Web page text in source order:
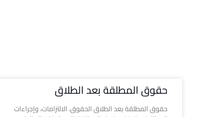
حقوق المطلقة بعد الطلاق
حقوق المطلقة بعد الطلاق الحقوق، الالتزامات، وإجراءات